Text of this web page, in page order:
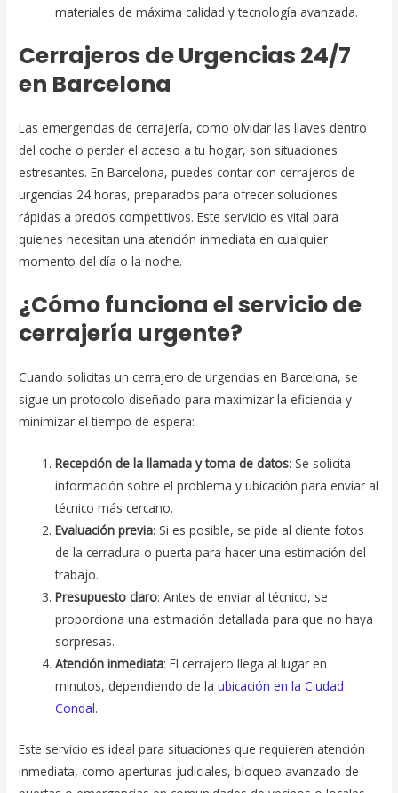
materiales de máxima calidad y tecnología avanzada.
Cerrajeros de Urgencias 24/7
en Barcelona
Las emergencias de cerrajería, como olvidar las llaves dentro
del coche o perder el acceso a tu hogar, son situaciones
estresantes. En Barcelona, puedes contar con cerrajeros de
urgencias 24 horas, preparados para ofrecer soluciones
rápidas a precios competitivos. Este servicio es vital para
quienes necesitan una atención inmediata en cualquier
momento del día o la noche.
¿Cómo funciona el servicio de
cerrajería urgente?
Cuando solicitas un cerrajero de urgencias en Barcelona, se
sigue un protocolo diseñado para maximizar la eficiencia y
minimizar el tiempo de espera:
Recepción de la llamada y toma de datos: Se solicita
información sobre el problema y ubicación para enviar al
técnico más cercano.
Evaluación previa: Si es posible, se pide al cliente fotos
de la cerradura o puerta para hacer una estimación del
trabajo.
Presupuesto claro: Antes de enviar al técnico, se
proporciona una estimación detallada para que no haya
sorpresas.
Atención inmediata: El cerrajero llega al lugar en
minutos, dependiendo de laubicación en la Ciudad
Condal.
Este servicio es ideal para situaciones que requieren atención
inmediata, como aperturas judiciales, bloqueo avanzado de